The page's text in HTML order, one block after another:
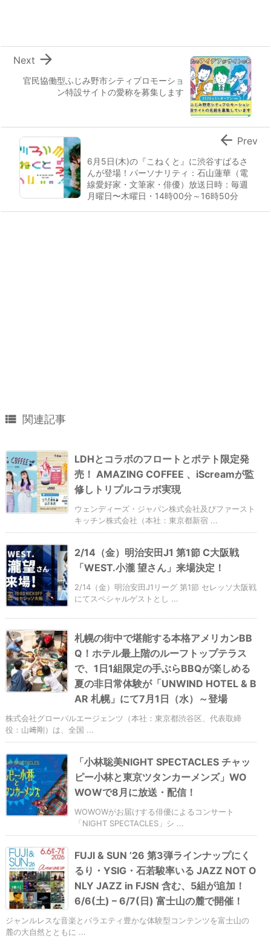
官民協働型ふじみ野市シティプロモーショ
ン特設サイトの愛称を募集します

Next
6月5日(木)の『こねくと』に渋谷すばるさ
んが登場！パーソナリティ：石山蓮華（電
線愛好家・文筆家・俳優）放送日時：毎週
月曜日〜木曜日・14時00分～16時50分
 Prev
 関連記事
LDHとコラボのフロートとポテト限定発
売！ AMAZING COFFEE 、iScreamが監
修しトリプルコラボ実現
ウェンディーズ・ジャパン株式会社及びファースト
キッチン株式会社（本社：東京都新宿 ...
2/14（金）明治安田J1 第1節 C大阪戦
「WEST.小瀧 望さん」来場決定！
2/14（金）明治安田J1リーグ 第1節 セレッソ大阪戦
にてスペシャルゲストとし ...
札幌の街中で堪能する本格アメリカンBB
Q！ホテル最上階のルーフトップテラス
で、1日1組限定の手ぶらBBQが楽しめる
夏の非日常体験が「UNWIND HOTEL & B
AR 札幌」にて7月1日（水）～登場
株式会社グローバルエージェンツ（本社：東京都渋谷区、代表取締
役：山﨑剛）は、全国 ...
「小林聡美NIGHT SPECTACLES チャッ
ピー小林と東京ツタンカーメンズ」WO
WOWで8月に放送・配信！
WOWOWがお届けする俳優によるコンサート
「NIGHT SPECTACLES」シ ...
FUJI & SUN ’26 第3弾ラインナップにく
るり・YSIG・石若駿率いる JAZZ NOT O
NLY JAZZ in FJSN 含む、5組が追加！
6/6(土) – 6/7(日) 富士山の麓で開催！
ジャンルレスな音楽とバラエティ豊かな体験型コンテンツを富士山の
麓の大自然とともに ...